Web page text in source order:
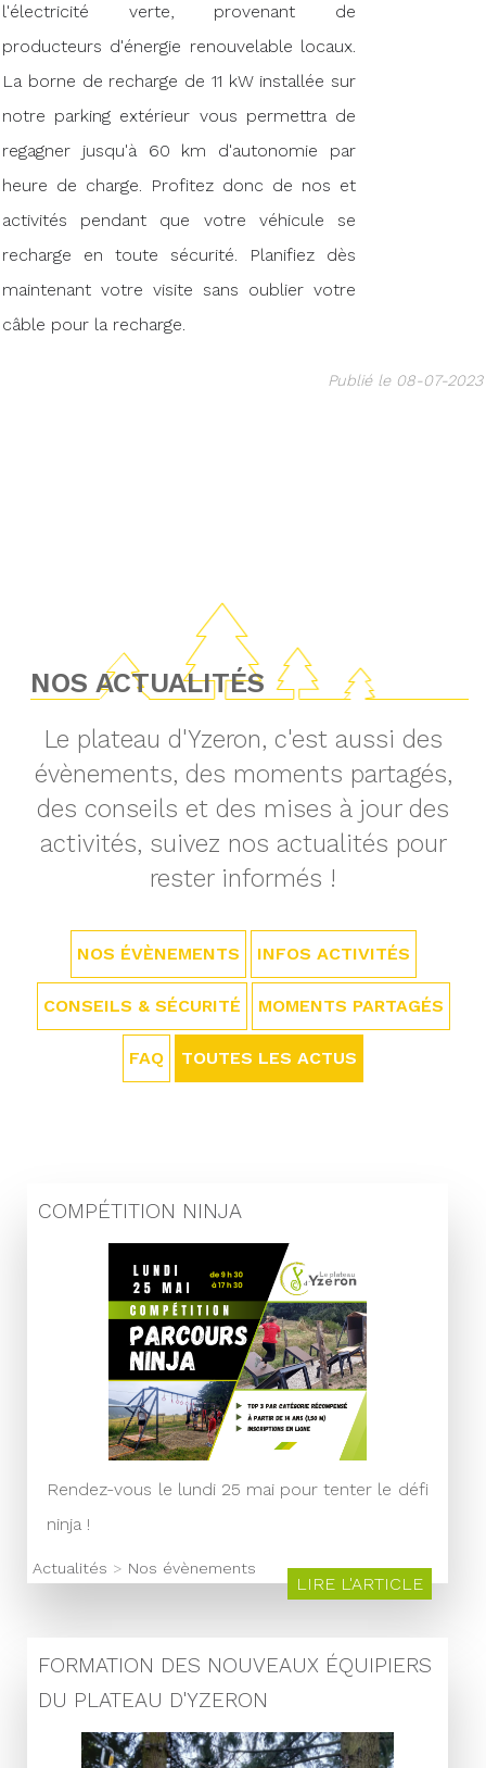
l'électricité verte, provenant de
producteurs d'énergie renouvelable locaux.
La borne de recharge de 11 kW installée sur
notre parking extérieur vous permettra de
regagner jusqu'à 60 km d'autonomie par
heure de charge. Profitez donc de nos et
activités pendant que votre véhicule se
recharge en toute sécurité. Planifiez dès
maintenant votre visite sans oublier votre
câble pour la recharge.
Publié le 08-07-2023
NOS ACTUALITÉS
Le plateau d'Yzeron, c'est aussi des
évènements, des moments partagés,
des conseils et des mises à jour des
activités, suivez nos actualités pour
rester informés !
NOS ÉVÈNEMENTS INFOS ACTIVITÉS
CONSEILS & SÉCURITÉ MOMENTS PARTAGÉS
FAQ TOUTES LES ACTUS
COMPÉTITION NINJA
Rendez-vous le lundi 25 mai pour tenter le défi
ninja !
Actualités > Nos évènements
LIRE L'ARTICLE
FORMATION DES NOUVEAUX ÉQUIPIERS
DU PLATEAU D'YZERON